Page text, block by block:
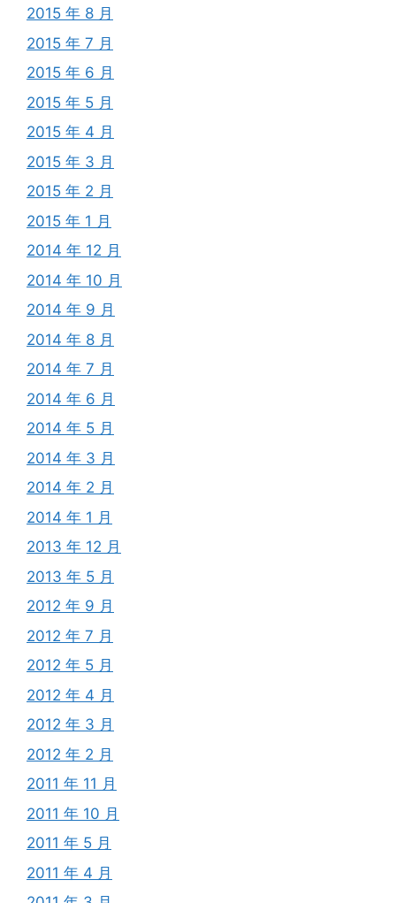
2015 年 8 月
2015 年 7 月
2015 年 6 月
2015 年 5 月
2015 年 4 月
2015 年 3 月
2015 年 2 月
2015 年 1 月
2014 年 12 月
2014 年 10 月
2014 年 9 月
2014 年 8 月
2014 年 7 月
2014 年 6 月
2014 年 5 月
2014 年 3 月
2014 年 2 月
2014 年 1 月
2013 年 12 月
2013 年 5 月
2012 年 9 月
2012 年 7 月
2012 年 5 月
2012 年 4 月
2012 年 3 月
2012 年 2 月
2011 年 11 月
2011 年 10 月
2011 年 5 月
2011 年 4 月